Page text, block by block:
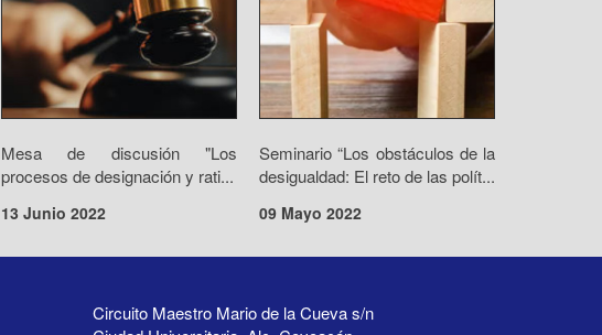
Mesa de discusión "Los
procesos de designación y rati...
13 Junio 2022
Seminario “Los obstáculos de la
desigualdad: El reto de las polít...
09 Mayo 2022
Circuito Maestro Mario de la Cueva s/n